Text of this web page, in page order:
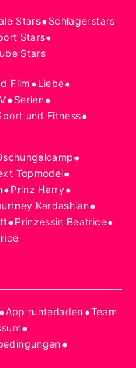
Stars•Schlagerstars
Stars•
Stars
Film •Liebe•
•Serien•
und Fitness•
•
Topmodel•
•Prinz Harry•
Kardashian•
•Prinzessin Beatrice•
•App runterladen•Team
•
•